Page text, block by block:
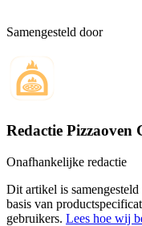
Samengesteld door
Redactie Pizzaoven
Onafhankelijke redactie
Dit artikel is
basis van
gebruikers. Lees hoe wij